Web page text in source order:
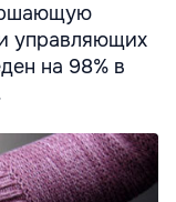
управляющих
на 98% в